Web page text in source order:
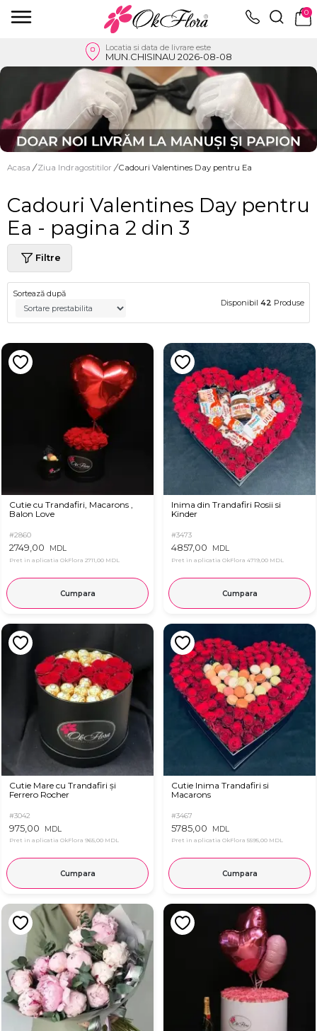
0
Locatia si data de livrare este
MUN.CHISINAU 2026-08-08
Acasa / Ziua Indragostitilor / Cadouri Valentines Day pentru Ea
Cadouri Valentines Day pentru
Ea - pagina 2 din 3
Filtre
Sortează după
Disponibil 42 Produse
Cutie cu Trandafiri, Macarons ,
Balon Love
#2860
2749,00 MDL
Pret in aplicatia OkFlora 2711,00 MDL
Cumpara
Inima din Trandafiri Rosii si
Kinder
#3473
4857,00 MDL
Pret in aplicatia OkFlora 4719,00 MDL
Cumpara
Cutie Mare cu Trandafiri și
Ferrero Rocher
#3042
975,00 MDL
Pret in aplicatia OkFlora 965,00 MDL
Cumpara
Cutie Inima Trandafiri si
Macarons
#3467
5785,00 MDL
Pret in aplicatia OkFlora 5595,00 MDL
Cumpara